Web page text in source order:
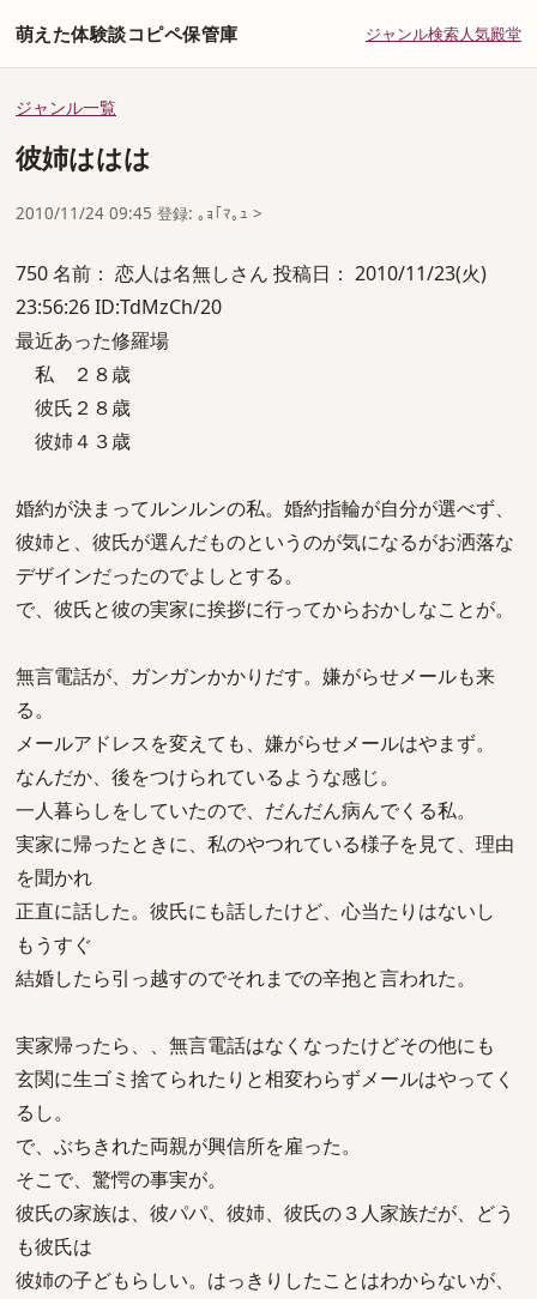
萌えた体験談コピペ保管庫 ジャンル検索人気殿堂
ジャンル一覧
彼姉ははは
2010/11/24 09:45 登録: ｡ｮ｢ﾏ｡ｭ >
750 名前： 恋人は名無しさん 投稿日： 2010/11/23(火)
23:56:26 ID:TdMzCh/20
最近あった修羅場
私 ２８歳
彼氏２８歳
彼姉４３歳
婚約が決まってルンルンの私。婚約指輪が自分が選べず、
彼姉と、彼氏が選んだものというのが気になるがお洒落な
デザインだったのでよしとする。
で、彼氏と彼の実家に挨拶に行ってからおかしなことが。
無言電話が、ガンガンかかりだす。嫌がらせメールも来
る。
メールアドレスを変えても、嫌がらせメールはやまず。
なんだか、後をつけられているような感じ。
一人暮らしをしていたので、だんだん病んでくる私。
実家に帰ったときに、私のやつれている様子を見て、理由
を聞かれ
正直に話した。彼氏にも話したけど、心当たりはないし
もうすぐ
結婚したら引っ越すのでそれまでの辛抱と言われた。
実家帰ったら、、無言電話はなくなったけどその他にも
玄関に生ゴミ捨てられたりと相変わらずメールはやってく
るし。
で、ぶちきれた両親が興信所を雇った。
そこで、驚愕の事実が。
彼氏の家族は、彼パパ、彼姉、彼氏の３人家族だが、どう
も彼氏は
彼姉の子どもらしい。はっきりしたことはわからないが、